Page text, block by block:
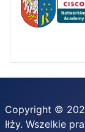
Copyright ©
Iłży. Wszelkie